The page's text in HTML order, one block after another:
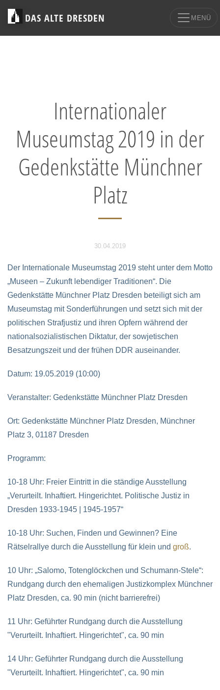
DAS ALTE DRESDEN MENÜ
Internationaler
Museumstag 2019 in der
Gedenkstätte Münchner
Platz
30.04.2019
Der Internationale Museumstag 2019 steht unter dem Motto
„Museen – Zukunft lebendiger Traditionen“. Die
Gedenkstätte Münchner Platz Dresden beteiligt sich am
Museumstag mit Sonderführungen und setzt sich mit der
politischen Strafjustiz und ihren Opfern während der
nationalsozialistischen Diktatur, der sowjetischen
Besatzungszeit und der frühen DDR auseinander.
Datum: 19.05.2019 (10:00)
Veranstalter: Gedenkstätte Münchner Platz Dresden
Ort: Gedenkstätte Münchner Platz Dresden, Münchner
Platz 3, 01187 Dresden
Programm:
10-18 Uhr: Freier Eintritt in die ständige Ausstellung
„Verurteilt. Inhaftiert. Hingerichtet. Politische Justiz in
Dresden 1933-1945 | 1945-1957“
10-18 Uhr: Suchen, Finden und Gewinnen? Eine
Rätselrallye durch die Ausstellung für klein und groß.
10 Uhr: „Salomo, Totenglöckchen und Schumann-Stele“:
Rundgang durch den ehemaligen Justizkomplex Münchner
Platz Dresden, ca. 90 min (nicht barrierefrei)
11 Uhr: Geführter Rundgang durch die Ausstellung
"Verurteilt. Inhaftiert. Hingerichtet", ca. 90 min
14 Uhr: Geführter Rundgang durch die Ausstellung
"Verurteilt. Inhaftiert. Hingerichtet", ca. 90 min